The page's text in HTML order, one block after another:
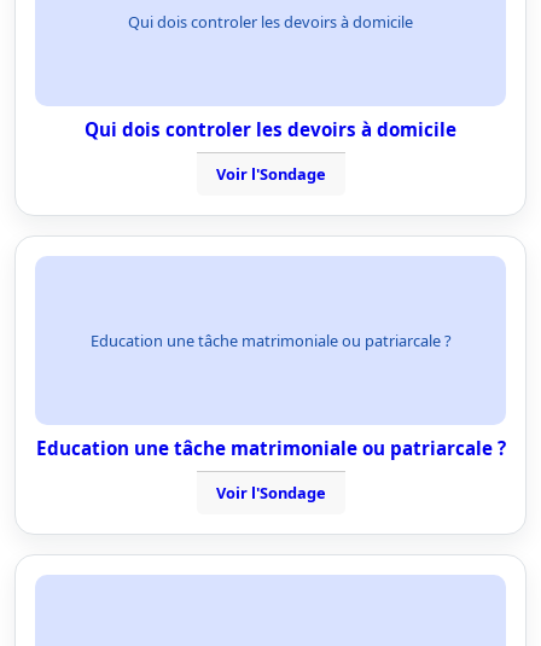
Qui dois controler les devoirs à domicile
Qui dois controler les devoirs à domicile
Voir l'Sondage
Education une tâche matrimoniale ou patriarcale ?
Education une tâche matrimoniale ou patriarcale ?
Voir l'Sondage